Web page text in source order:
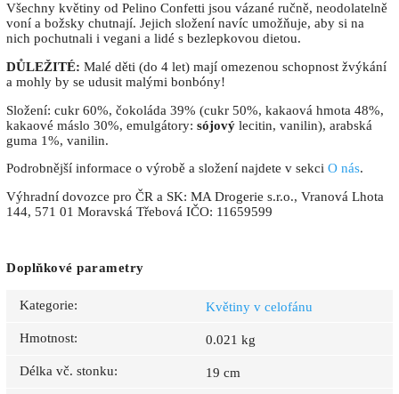
Všechny květiny od Pelino Confetti jsou vázané ručně, neodolatelně
voní a božsky chutnají. Jejich složení navíc umožňuje, aby si na
nich pochutnali i vegani a lidé s bezlepkovou dietou.
DŮLEŽITÉ: Malé děti (do 4 let) mají omezenou schopnost žvýkání
a mohly by se udusit malými bonbóny!
Složení: cukr 60%, čokoláda 39% (cukr 50%, kakaová hmota 48%,
kakaové máslo 30%, emulgátory: sójový lecitin, vanilin), arabská
guma 1%, vanilin.
Podrobnější informace o výrobě a složení najdete v sekci O nás.
Výhradní dovozce pro ČR a SK: MA Drogerie s.r.o., Vranová Lhota
144, 571 01 Moravská Třebová IČO: 11659599
Doplňkové parametry
Kategorie: Květiny v celofánu
Hmotnost: 0.021 kg
Délka vč. stonku: 19 cm